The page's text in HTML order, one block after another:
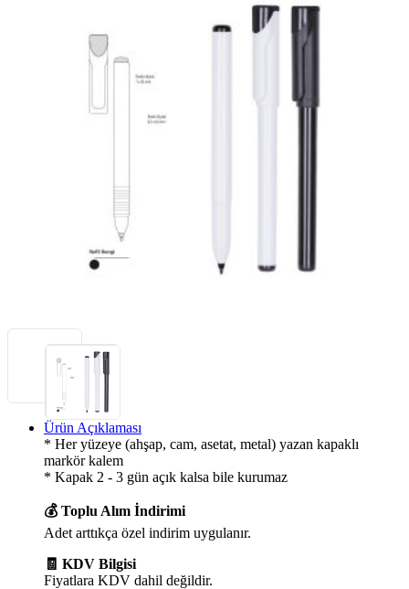
Ürün Açıklaması
* Her yüzeye (ahşap, cam, asetat, metal) yazan kapaklı
markör kalem
* Kapak 2 - 3 gün açık kalsa bile kurumaz
💰 Toplu Alım İndirimi
Adet arttıkça özel indirim uygulanır.
🧾 KDV Bilgisi
Fiyatlara KDV dahil değildir.